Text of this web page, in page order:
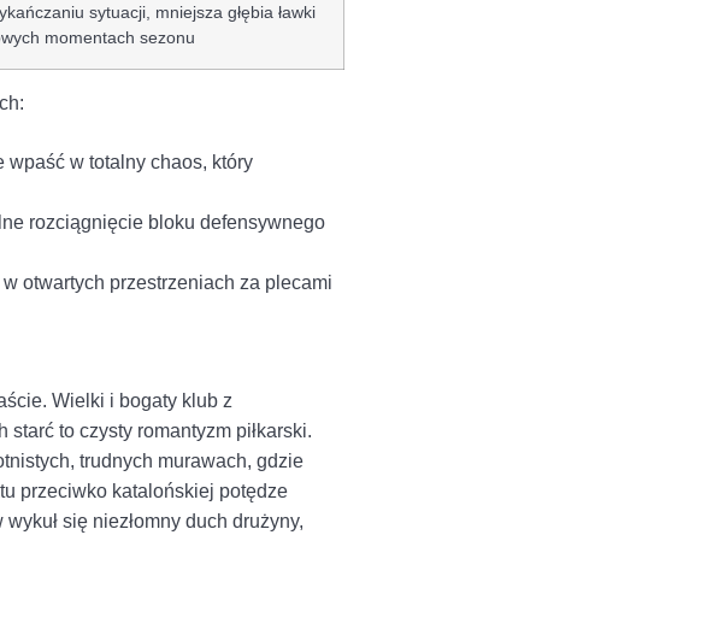
sytuacji, mniejsza głębia ławki
momentach sezonu
wpaść w totalny chaos, który
rozciągnięcie bloku defensywnego
otwartych przestrzeniach za plecami
Wielki i bogaty klub z
to czysty romantyzm piłkarski.
trudnych murawach, gdzie
przeciwko katalońskiej potędze
się niezłomny duch drużyny,